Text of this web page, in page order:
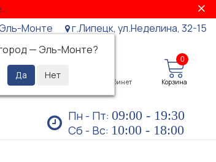
Эль-Монте
— Эль-Монте?
г.Липецк, ул.Неделина, 32-15
Просмотренные Личный кабинет
0
Корзина
Пн - Пт: 09:00 - 19:30
Сб - Вс: 10:00 - 18:00